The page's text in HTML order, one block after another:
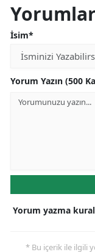
Yorumlar
İsim*
Yorum Yazın (500
Yorum yazma
* Bu içerik ile ilgili